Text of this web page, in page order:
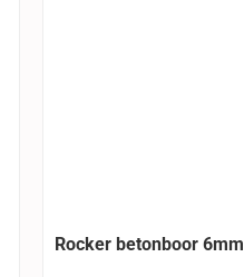
Rocker betonboor 6mm